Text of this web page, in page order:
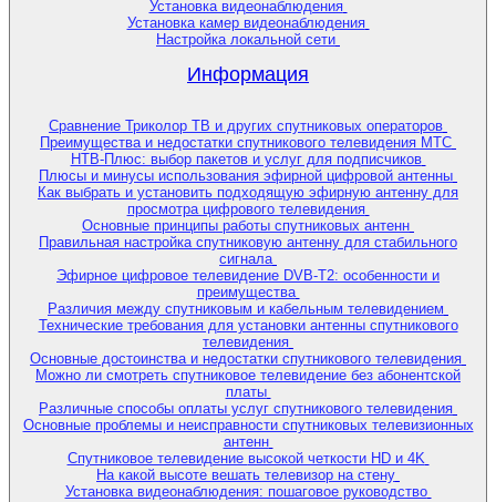
Установка видеонаблюдения
Установка камер видеонаблюдения
Настройка локальной сети
Информация
Сравнение Триколор ТВ и других спутниковых операторов
Преимущества и недостатки спутникового телевидения МТС
НТВ-Плюс: выбор пакетов и услуг для подписчиков
Плюсы и минусы использования эфирной цифровой антенны
Как выбрать и установить подходящую эфирную антенну для
просмотра цифрового телевидения
Основные принципы работы спутниковых антенн
Правильная настройка спутниковую антенну для стабильного
сигнала
Эфирное цифровое телевидение DVB-T2: особенности и
преимущества
Различия между спутниковым и кабельным телевидением
Технические требования для установки антенны спутникового
телевидения
Основные достоинства и недостатки спутникового телевидения
Можно ли смотреть спутниковое телевидение без абонентской
платы
Различные способы оплаты услуг спутникового телевидения
Основные проблемы и неисправности спутниковых телевизионных
антенн
Спутниковое телевидение высокой четкости HD и 4K
На какой высоте вешать телевизор на стену
Установка видеонаблюдения: пошаговое руководство